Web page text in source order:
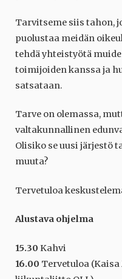
Tarvitseme siis tahon,
puolustaa meidän
tehdä yhteistyötä
toimijoiden kanssa ja
satsataan.
Tarve on olemassa,
valtakunnallinen
Olisiko se uusi järjestö
muuta?
Tervetuloa
Alustava ohjelma
15.30 Kahvi
16.00 Tervetuloa